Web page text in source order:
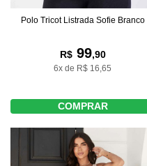
Polo Tricot Listrada Sofie Branco
R$99,90
6x de R$ 16,65
COMPRAR